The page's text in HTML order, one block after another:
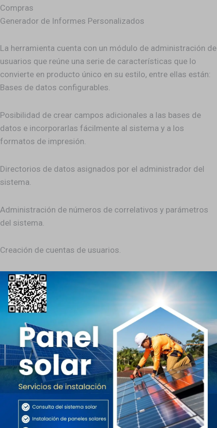
Compras
Generador de Informes Personalizados
La herramienta cuenta con un módulo de administración de
usuarios que reúne una serie de características que lo
convierte en producto único en su estilo, entre ellas están:
Bases de datos configurables.
Posibilidad de crear campos adicionales a las bases de
datos e incorporarlas fácilmente al sistema y a los
formatos de impresión.
Directorios de datos asignados por el administrador del
sistema.
Administración de números de correlativos y parámetros
del sistema.
Creación de cuentas de usuarios.